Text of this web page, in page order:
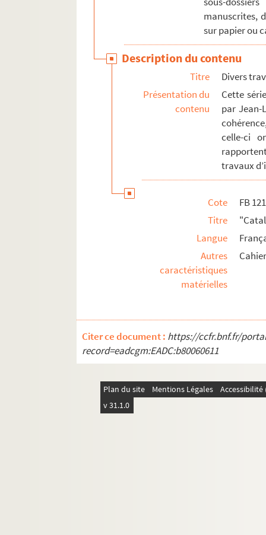
manuscrites,
sur papier ou
Description du contenu
Titre
Divers
Présentation du
contenu
Cette
par Jean-
celle-ci
travaux
Cote
FB 121
Titre
Langue
Autres
caractéristiques
matérielles
Citer ce document : https://ccfr.bnf.fr/
record=eadcgm:EADC:b80060611
Plan du site Mentions Légales
v 31.1.0